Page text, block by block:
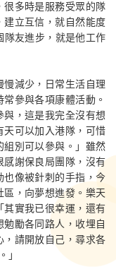
很多時是服務受眾的隊
建立互信，就自然能度
隊友進步，就是他工作
減少，日常生活自理
參與各項康體活動。
與，這是我完全沒有想
天可以加入港隊，可惜
組別可以參與。」雖然
感謝保良局團隊，沒有
也像被針刺的手指，今
區，向夢想進發。樂天
其實我已很幸運，還有
勵各同路人，收埋自
，請開放自己，尋求各
」